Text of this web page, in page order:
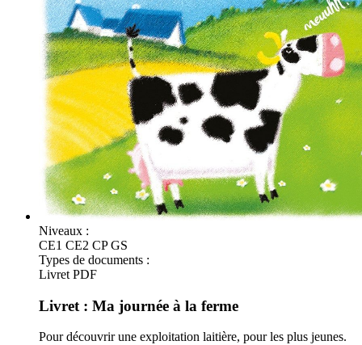
Niveaux :
CE1 CE2 CP GS
Types de documents :
Livret PDF
Livret : Ma journée à la ferme
Pour découvrir une exploitation laitière, pour les plus jeunes.